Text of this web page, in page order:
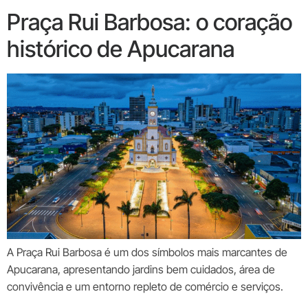
Praça Rui Barbosa: o coração
histórico de Apucarana
A Praça Rui Barbosa é um dos símbolos mais marcantes de
Apucarana, apresentando jardins bem cuidados, área de
convivência e um entorno repleto de comércio e serviços.